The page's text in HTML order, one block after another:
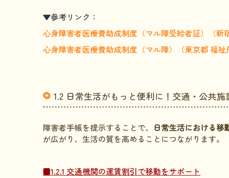
▼参考リンク：
心身障害者医療費助成制度（マル障受給者証）（新
心身障害者医療費助成制度（マル障）（東京都 福祉
1.2 日常生活がもっと便利に！交通・公共施
障害者手帳を提示することで、 日常生活における移
が広がり、生活の質を高めることにつながります。
■1.2.1 交通機関の運賃割引で移動をサポート